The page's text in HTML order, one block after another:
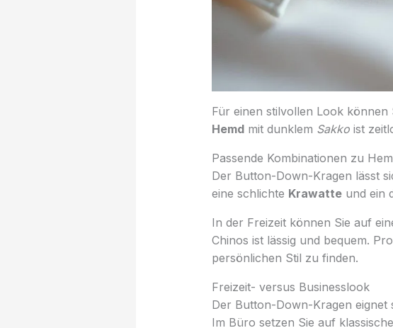
Für einen stilvollen Look können
Hemdmit dunklem Sakkoist
Passende Kombinationen zu
Der Button-Down-Kragen lässt
eine schlichte Krawatteund ein
In der Freizeit können Sie auf
Chinos ist lässig und bequem.
persönlichen Stil zu finden.
Freizeit- versus Businesslook
Der Button-Down-Kragen eignet
Im Büro setzen Sie auf